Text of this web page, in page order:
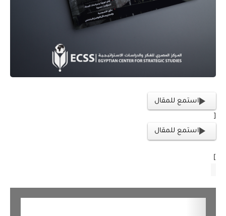
استمع للمقال
استمع للمقال